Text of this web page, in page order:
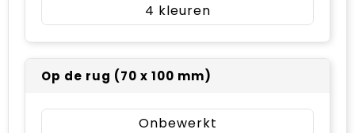
4
Op de rug (70 x 100 mm)
Onbewerkt